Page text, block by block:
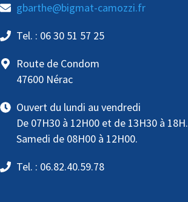
gbarthe@bigmat-camozzi.fr
Tel. : 06 30 51 57 25
Route de Condom
47600 Nérac
Ouvert du lundi au vendredi
De 07H30 à 12H00 et de 13H30 à 18H.
Samedi de 08H00 à 12H00.
Tel. : 06.82.40.59.78